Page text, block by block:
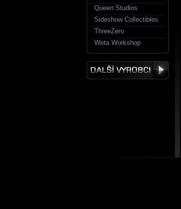
Queen Studios
Sideshow Collectibles
ThreeZero
Weta Workshop